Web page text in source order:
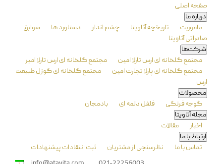
صفحه اصلی
درباره ما
ماموریت
تاریخچه آتاویتا چشم انداز دستاورد ها
سوابق
صادراتی آتاویتا
شرکت‌ها
مجتمع گلخانه ای ارس تارلا امین
مجتمع گلخانه ای ارس تارلا امیر
مجتمع گلخانه ای پارلا تجارت امین
مجتمع گلخانه ای گوزل طبیعت
ارس
محصولات
گوجه فرنگی
فلفل دلمه ای
بادمجان
مجله آتاویتا
اخبار
مقالات
ارتباط با ما
تماس با ما
نظرسنجی از مشتريان
ثبت انتقادات پيشنهادات